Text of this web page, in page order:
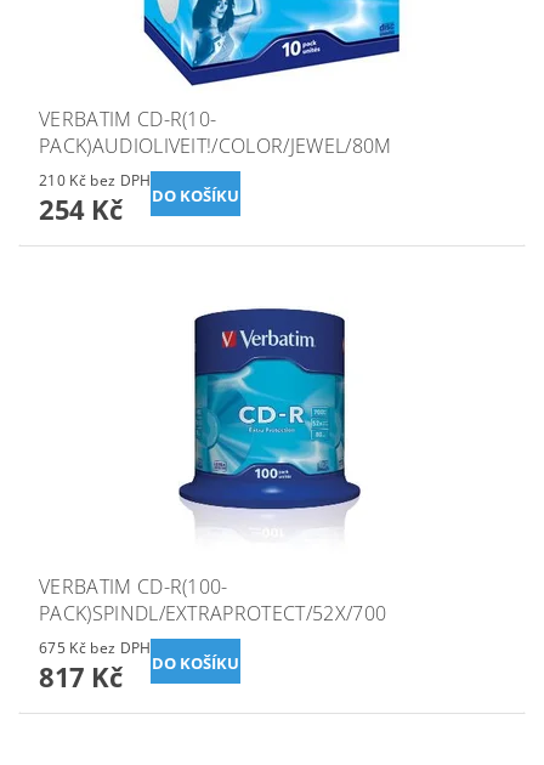
VERBATIM CD-R(10-
PACK)AUDIOLIVEIT!/COLOR/JEWEL/80M
210 Kč bez DPH
254 Kč
VERBATIM CD-R(100-
PACK)SPINDL/EXTRAPROTECT/52X/700
675 Kč bez DPH
817 Kč